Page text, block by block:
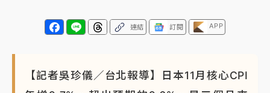
任 預算難關如何解？
連結 訂閱 APP
【記者吳珍儀／台北報導】日本11月核心CPI